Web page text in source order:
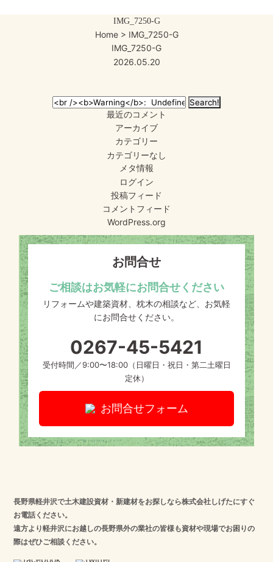
IMG_7250-G
Home> IMG_7250-G
IMG_7250-G
2026.05.20
最近のコメント
アーカイブ
カテゴリー
カテゴリーなし
メタ情報
ログイン
投稿フィード
コメントフィード
WordPress.org
お問合せ
ご相談はお気軽にお問合せください
リフォームや建築資材、枕木の相談など、お気軽
にお問合せください。
0267-45-5421
受付時間／9:00〜18:00（日曜日・祝日・第二土曜日
定休）
お問合せフォーム
長野県軽井沢で土木建設資材・新建材をお探しなら株式会社しげたにすぐ
お電話ください。
遠方より軽井沢にお越しの長野県外の業社の皆様も資材や現場でお困りの
際はぜひご相談ください。